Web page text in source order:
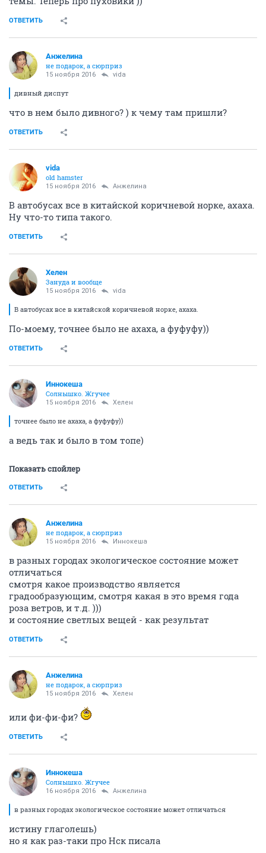
ОТВЕТИТЬ
Aнжелина
не подарок, а сюрприз
15 ноября 2016 vida
дивный диспут
что в нем было дивного? ) к чему там пришли?
ОТВЕТИТЬ
vida
old hamster
15 ноября 2016 Aнжелина
В автобусах все в китайской коричневой норке, ахаха.
Ну что-то типа такого.
ОТВЕТИТЬ
Хелен
Зануда и вообще
15 ноября 2016 vida
В автобусах все в китайской коричневой норке, ахаха.
По-моему, точнее было не ахаха, а фуфуфу))
ОТВЕТИТЬ
Иннокеша
Солнышко. Жгучее
15 ноября 2016 Хелен
точнее было не ахаха, а фуфуфу))
а ведь так и было в том топе)
Показать спойлер
ОТВЕТИТЬ
Aнжелина
не подарок, а сюрприз
15 ноября 2016 Иннокеша
в разных городах экологическое состояние может
отличаться
смотря какое производство является
градообразующим, смотря какая в это время года
роза ветров, и т.д. )))
и состояние светлых вещей - как результат
ОТВЕТИТЬ
Aнжелина
не подарок, а сюрприз
15 ноября 2016 Хелен
или фи-фи-фи?
ОТВЕТИТЬ
Иннокеша
Солнышко. Жгучее
16 ноября 2016 Aнжелина
в разных городах экологическое состояние может отличаться
истину глаголешь)
но я как раз-таки про Нск писала